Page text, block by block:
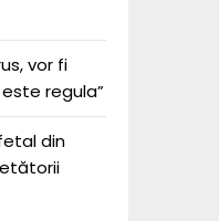
vor fi
regula”
din